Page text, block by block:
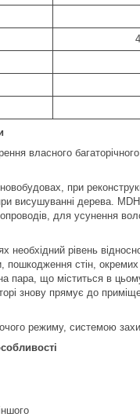
власного
при
висушуванні дерева.
для усунення
рівень
пошкодження стін,
пара, що міститься в
знову прямує до
режиму, системою